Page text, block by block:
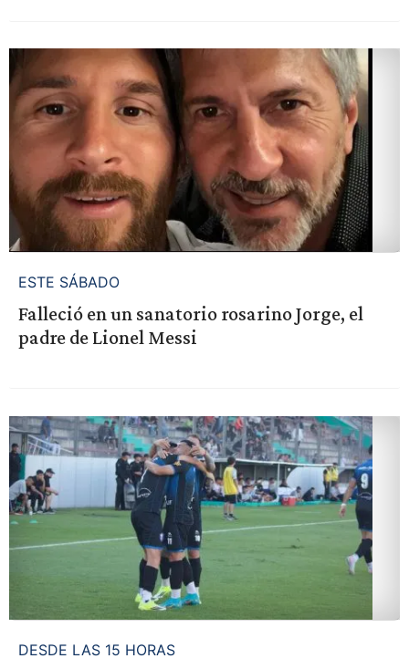
ESTE SÁBADO
Falleció en un sanatorio rosarino Jorge, el
padre de Lionel Messi
DESDE LAS 15 HORAS